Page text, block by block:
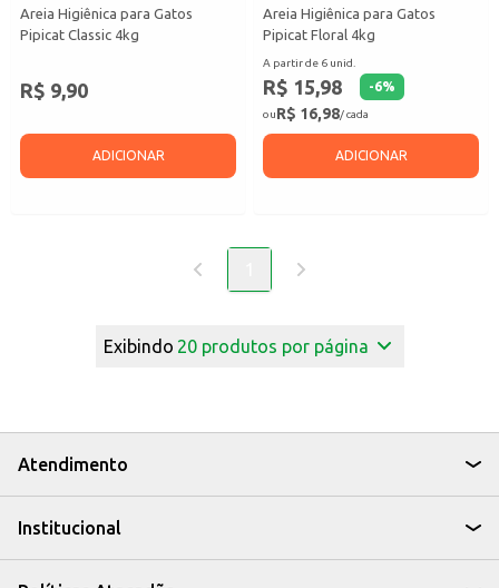
Areia Higiênica para Gatos
Pipicat Classic 4kg
R$ 9,90
ADICIONAR
Areia Higiênica para Gatos
Pipicat Floral 4kg
A partir de 6 unid.
R$ 15,98 -6%
ouR$ 16,98/ cada
ADICIONAR
Exibindo 20produtos por página
Atendimento
Institucional